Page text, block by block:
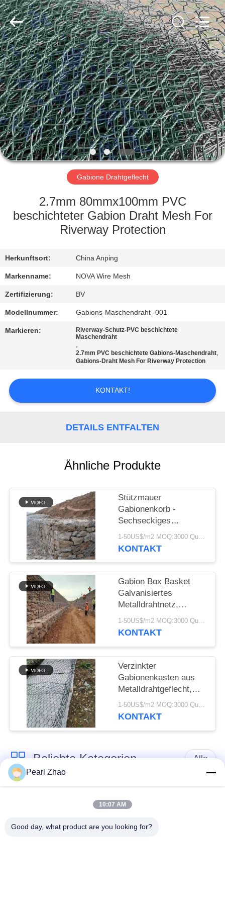
ZU
HAUSE
PRODUKTE
VIDEOS
VR-
ÜBER
WERKSBESICHTIGUNG
QUALITÄTSKONTROLLE
KONTAKT
NEUIGKEITEN
RECHTSSACHEN
DATENSCHUTZRICHTLINIE
Metal
Wire
Mesh
Products
Co.,
Ltd..
All
Rights
Reserved.
Gabione Drahtgeflecht
2.7mm 80mmx100mm PVC
beschichteter Gabion Draht Mesh For
Riverway Protection
Herkunftsort: China Anping
Markenname: NOVA Wire Mesh
Zertifizierung: BV
Modellnummer: Gabions-Maschendraht -001
Markieren:
Riverway-Schutz-PVC beschichtete
Maschendraht
,
2.7mm PVC beschichtete Gabions-Maschendraht,
Gabions-Draht Mesh For Riverway Protection
KONTAKT!
DETAILS ENTFALTEN
Ähnliche Produkte
Stützmauer
Gabionenkorb -
Sechseckiges
Maschengeflecht aus
verzinktem Stahldraht
1-50US$/m2 MOQ:3000 Quadratmeter
KONTAKT
Gabion Box Basket
Galvanisiertes
Metalldrahtnetz,
sechsseckiges Design
für
Bauingenieurwesen
1-50US$/m2 MOQ:3000 Quadratmeter
KONTAKT
Verzinkter
Gabionenkasten aus
Metalldrahtgeflecht,
Sechseckgeflecht zur
Erosionskontrolle
1-50US$/m2 MOQ:3000 Quadratmeter
KONTAKT
Beliebte Kategorien Alle
Drahtgeflecht
Pearl Zhao
10:07 AM
Good day, what product are you looking for?